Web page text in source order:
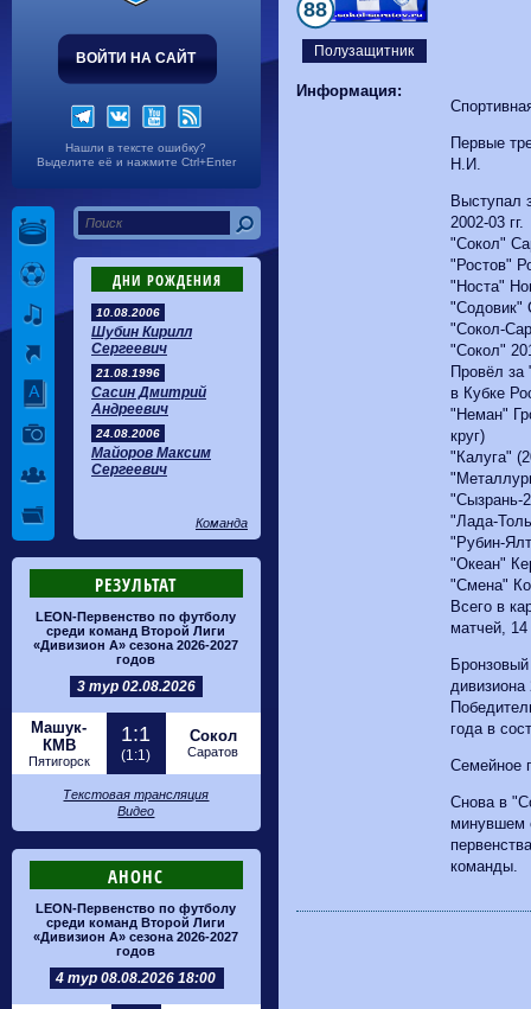
ВОЙТИ НА САЙТ
Нашли в тексте ошибку?
Выделите её и нажмите Ctrl+Enter
ДНИ РОЖДЕНИЯ
10.08.2006
Шубин Кирилл
Сергеевич
21.08.1996
Сасин Дмитрий
Андреевич
24.08.2006
Майоров Максим
Сергеевич
Команда
РЕЗУЛЬТАТ
LEON-Первенство по футболу
среди команд Второй Лиги
«Дивизион А» сезона 2026-2027
годов
3 тур 02.08.2026
Машук-
КМВ
Пятигорск
1:1
(1:1)
Сокол
Саратов
Текстовая трансляция
Видео
АНОНС
LEON-Первенство по футболу
среди команд Второй Лиги
«Дивизион А» сезона 2026-2027
годов
4 тур 08.08.2026 18:00
Полузащитник
88
Информация:
Первые
Н.И.
Выступал
2002-03 гг.
"Сокол"
"Ростов"
"Носта"
"Содовик"
"Сокол-
"Сокол"
Провёл за
в Кубке
"Неман"
круг)
"Калуга"
"Сызрань-
"Лада-
"Рубин-
"Океан"
"Смена"
Всего в
матчей, 14
дивизиона
года в
Семейное
Снова в
минувшем
команды.
Калуга
0-1 Сибирь